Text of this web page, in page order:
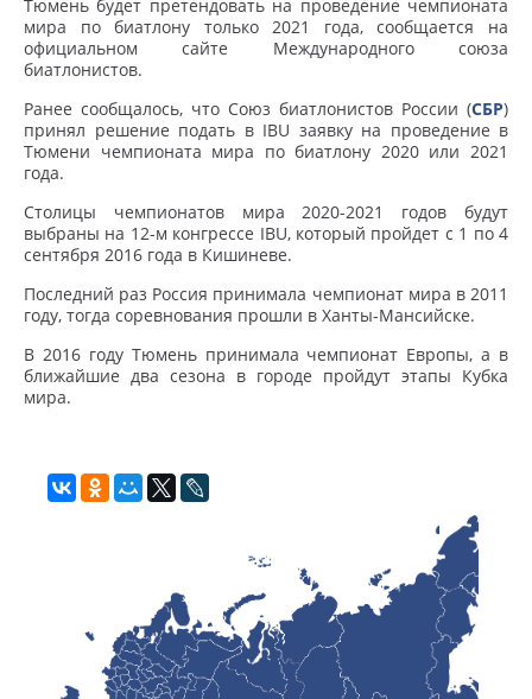
Тюмень будет претендовать на проведение чемпионата
мира по биатлону только 2021 года, сообщается на
официальном сайте Международного союза
биатлонистов.
Ранее сообщалось, что Союз биатлонистов России (СБР)
принял решение подать в IBU заявку на проведение в
Тюмени чемпионата мира по биатлону 2020 или 2021
года.
Столицы чемпионатов мира 2020-2021 годов будут
выбраны на 12-м конгрессе IBU, который пройдет с 1 по 4
сентября 2016 года в Кишиневе.
Последний раз Россия принимала чемпионат мира в 2011
году, тогда соревнования прошли в Ханты-Мансийске.
В 2016 году Тюмень принимала чемпионат Европы, а в
ближайшие два сезона в городе пройдут этапы Кубка
мира.